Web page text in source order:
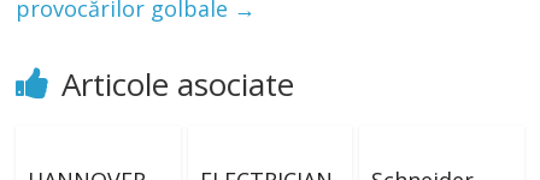
provocărilor golbale →
Articole asociate